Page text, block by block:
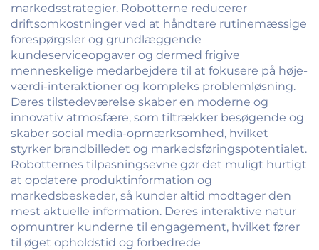
markedsstrategier. Robotterne reducerer
driftsomkostninger ved at håndtere rutinemæssige
forespørgsler og grundlæggende
kundeserviceopgaver og dermed frigive
menneskelige medarbejdere til at fokusere på høje-
værdi-interaktioner og kompleks problemløsning.
Deres tilstedeværelse skaber en moderne og
innovativ atmosfære, som tiltrækker besøgende og
skaber social media-opmærksomhed, hvilket
styrker brandbilledet og markedsføringspotentialet.
Robotternes tilpasningsevne gør det muligt hurtigt
at opdatere produktinformation og
markedsbeskeder, så kunder altid modtager den
mest aktuelle information. Deres interaktive natur
opmuntrer kunderne til engagement, hvilket fører
til øget opholdstid og forbedrede